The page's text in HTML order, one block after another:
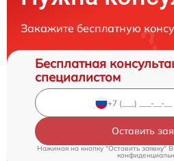
Закажите бесплатную
Бесплатная
специалистом
Оставить
Нажимая на кнопку "Оставить заявку"